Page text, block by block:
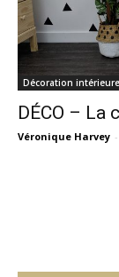
Décoration intérieure
DÉCO – La
Véronique Harvey -